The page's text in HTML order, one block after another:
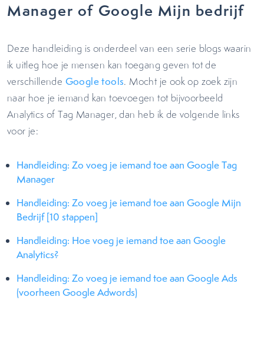
Manager of Google Mijn bedrijf
Deze handleiding is onderdeel van een serie blogs waarin
ik uitleg hoe je mensen kan toegang geven tot de
verschillende Google tools. Mocht je ook op zoek zijn
naar hoe je iemand kan toevoegen tot bijvoorbeeld
Analytics of Tag Manager, dan heb ik de volgende links
voor je:
Handleiding: Zo voeg je iemand toe aan Google Tag
Manager
Handleiding: Zo voeg je iemand toe aan Google Mijn
Bedrijf [10 stappen]
Handleiding: Hoe voeg je iemand toe aan Google
Analytics?
Handleiding: Zo voeg je iemand toe aan Google Ads
(voorheen Google Adwords)